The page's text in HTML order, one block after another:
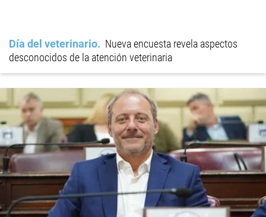
Día del veterinario
Nueva encuesta revela aspectos
desconocidos de la atención veterinaria